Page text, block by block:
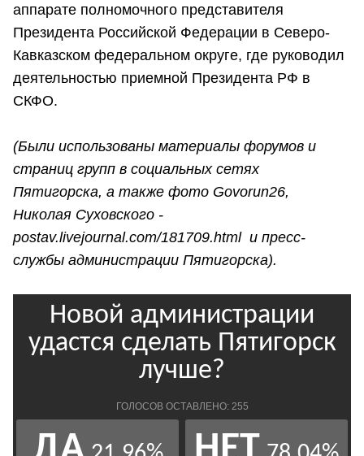
аппарате полномочного представителя
Президента Российской Федерации в Северо-
Кавказском федеральном округе, где руководил
деятельностью приемной Президента РФ в
СКФО.
(Были использованы материалы форумов и
страниц групп в социальных сетях
Пятигорска, а также фото Govorun26,
Николая Суховского -
postav.livejournal.com/181709.htmlи пресс-
службы администрации Пятигорска).